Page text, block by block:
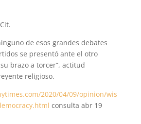
de esos grandes debates
se presentó ante el otro
brazo a torcer”, actitud
religioso.
2020/04/09/opinion/wis
consulta abr 19